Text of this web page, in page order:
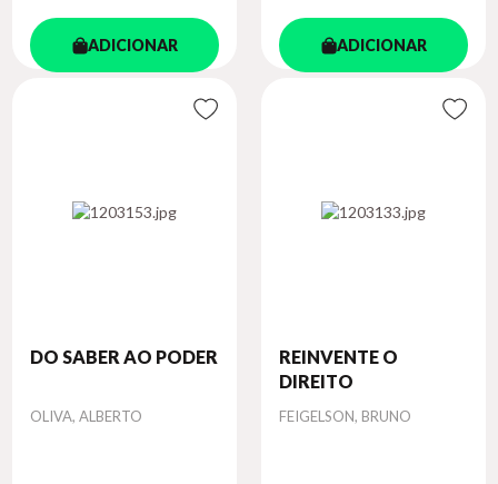
ADICIONAR ADICIONAR
DO SABER AO PODER
Autor
OLIVA, ALBERTO
REINVENTE O
DIREITO
Autor
FEIGELSON, BRUNO